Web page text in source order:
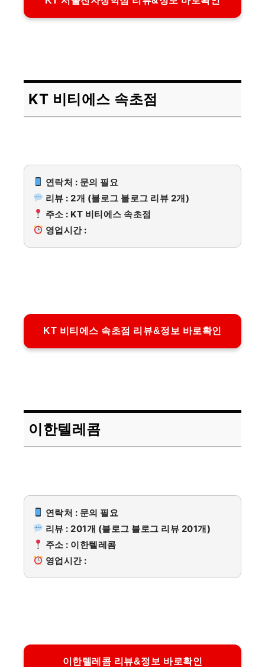
KT 비티에스 속초점
연락처 : 문의 필요
리뷰 : 2개 (블로그 블로그 리뷰 2개)
주소 : KT 비티에스 속초점
영업시간 :
KT 비티에스 속초점 리뷰&정보 바로확인
이한텔레콤
연락처 : 문의 필요
리뷰 : 201개 (블로그 블로그 리뷰 201개)
주소 : 이한텔레콤
영업시간 :
이한텔레콤 리뷰&정보 바로확인